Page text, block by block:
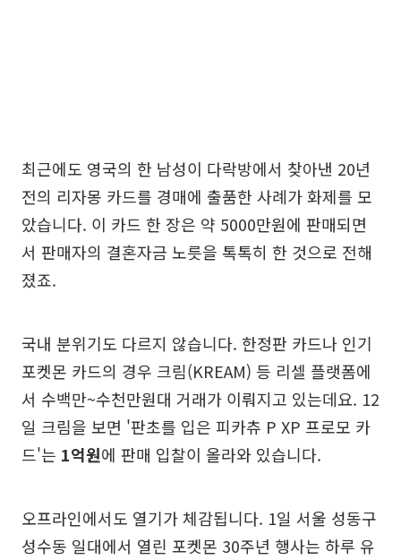
최근에도 영국의 한 남성이 다락방에서 찾아낸 20년
전의 리자몽 카드를 경매에 출품한 사례가 화제를 모
았습니다. 이 카드 한 장은 약 5000만원에 판매되면
서 판매자의 결혼자금 노릇을 톡톡히 한 것으로 전해
졌죠.
국내 분위기도 다르지 않습니다. 한정판 카드나 인기
포켓몬 카드의 경우 크림(KREAM) 등 리셀 플랫폼에
서 수백만~수천만원대 거래가 이뤄지고 있는데요. 12
일 크림을 보면 '판초를 입은 피카츄 P XP 프로모 카
드'는 1억원에 판매 입찰이 올라와 있습니다.
오프라인에서도 열기가 체감됩니다. 1일 서울 성동구
성수동 일대에서 열린 포켓몬 30주년 행사는 하루 유